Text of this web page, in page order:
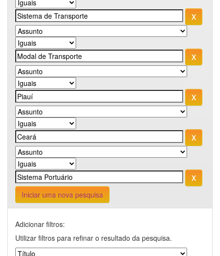
Iniciar uma nova pesquisa
Adicionar filtros:
Utilizar filtros para refinar o resultado da pesquisa.